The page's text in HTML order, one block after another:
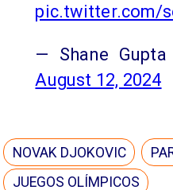
pic.twitter.com/
— Shane Gupta
August 12, 2024
NOVAK DJOKOVIC
JUEGOS OLÍMPICOS